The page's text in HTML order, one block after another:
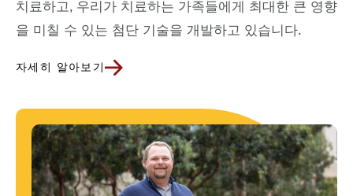
치료하고, 우리가 치료하는 가족들에게 최대한 큰 영향
을 미칠 수 있는 첨단 기술을 개발하고 있습니다.
자세히 알아보기